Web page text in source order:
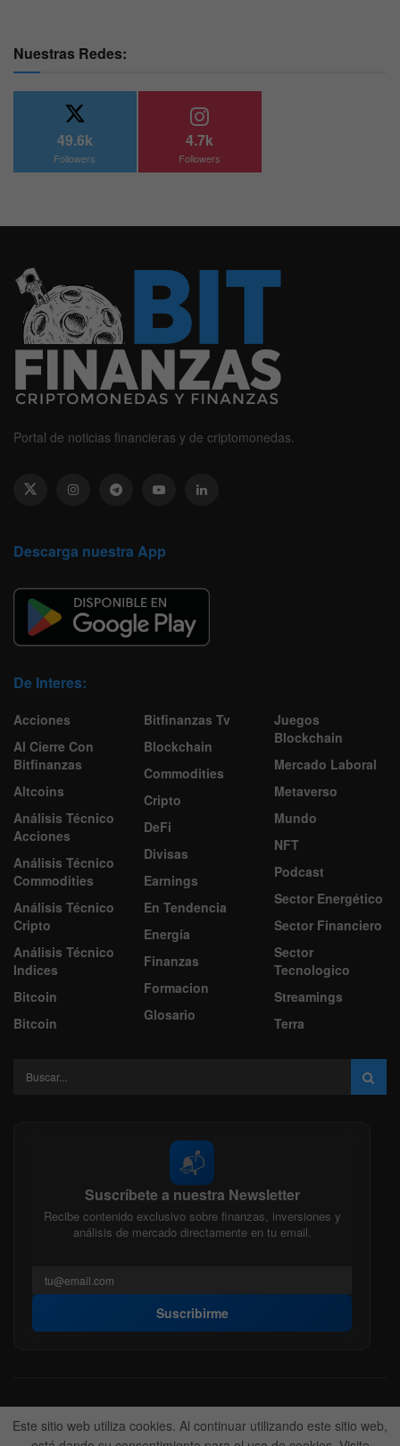
Nuestras Redes:
49.6k
Followers
4.7k
Followers
Portal de noticias financieras y de criptomonedas.
Descarga nuestra App
De Interes:
Acciones
Al Cierre Con
Bitfinanzas
Altcoins
Análisis Técnico
Acciones
Análisis Técnico
Commodities
Análisis Técnico
Cripto
Análisis Técnico
Indices
Bitcoin
Bitcoin
Bitfinanzas Tv
Blockchain
Commodities
Cripto
DeFi
Divisas
Earnings
En Tendencia
Energía
Finanzas
Formacion
Glosario
Juegos
Blockchain
Mercado Laboral
Metaverso
Mundo
NFT
Podcast
Sector Energético
Sector Financiero
Sector
Tecnologico
Streamings
Terra
📬
Suscríbete a nuestra Newsletter
Recibe contenido exclusivo sobre finanzas, inversiones y
análisis de mercado directamente en tu email.
Suscribirme
Acerca de nosotros Politica Editorial
Nuestro Equipo
Contactanos
Anunciate
Este sitio web utiliza cookies. Al continuar utilizando este sitio web,